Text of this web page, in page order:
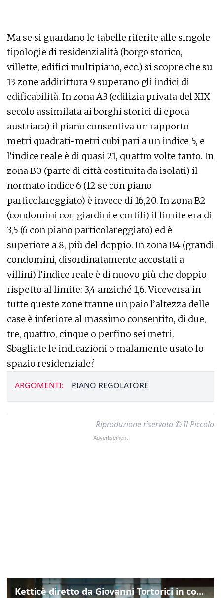
Ma se si guardano le tabelle riferite alle singole
tipologie di residenzialità (borgo storico,
villette, edifici multipiano, ecc.) si scopre che su
13 zone addirittura 9 superano gli indici di
edificabilità. In zona A3 (edilizia privata del XIX
secolo assimilata ai borghi storici di epoca
austriaca) il piano consentiva un rapporto
metri quadrati-metri cubi pari a un indice 5, e
l’indice reale è di quasi 21, quattro volte tanto. In
zona B0 (parte di città costituita da isolati) il
normato indice 6 (12 se con piano
particolareggiato) è invece di 16,20. In zona B2
(condomini con giardini e cortili) il limite era di
3,5 (6 con piano particolareggiato) ed è
superiore a 8, più del doppio. In zona B4 (grandi
condomini, disordinatamente accostati a
villini) l’indice reale è di nuovo più che doppio
rispetto al limite: 3,4 anziché 1,6. Viceversa in
tutte queste zone tranne un paio l’altezza delle
case è inferiore al massimo consentito, di due,
tre, quattro, cinque o perfino sei metri.
Sbagliate le indicazioni o malamente usato lo
spazio residenziale?
ARGOMENTI: PIANO REGOLATORE
Riproduzione riservata © Il Piccolo
Ketticè diretto da Giovanni Tortorici in concorso al Locarno Film Festival